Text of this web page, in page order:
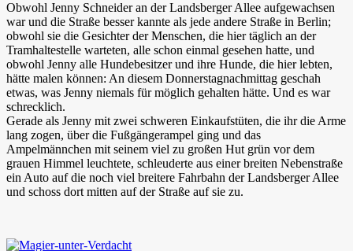
Obwohl Jenny Schneider an der Landsberger Allee aufgewachsen
war und die Straße besser kannte als jede andere Straße in Berlin;
obwohl sie die Gesichter der Menschen, die hier täglich an der
Tramhaltestelle warteten, alle schon einmal gesehen hatte, und
obwohl Jenny alle Hundebesitzer und ihre Hunde, die hier lebten,
hätte malen können: An diesem Donnerstagnachmittag geschah
etwas, was Jenny niemals für möglich gehalten hätte. Und es war
schrecklich.
Gerade als Jenny mit zwei schweren Einkaufstüten, die ihr die Arme
lang zogen, über die Fußgängerampel ging und das
Ampelmännchen mit seinem viel zu großen Hut grün vor dem
grauen Himmel leuchtete, schleuderte aus einer breiten Nebenstraße
ein Auto auf die noch viel breitere Fahrbahn der Landsberger Allee
und schoss dort mitten auf der Straße auf sie zu.